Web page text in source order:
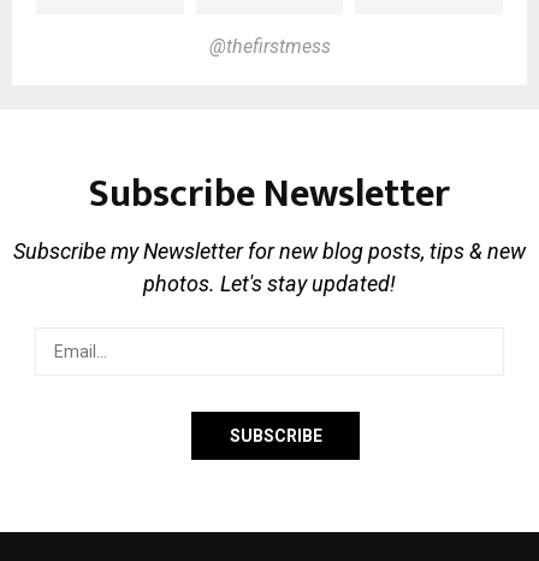
@thefirstmess
Subscribe Newsletter
Subscribe my Newsletter for new blog posts, tips & new
photos. Let's stay updated!